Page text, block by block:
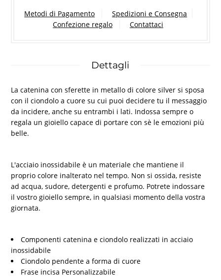
Metodi di Pagamento
Spedizioni e Consegna
Confezione regalo
Contattaci
Dettagli
La catenina con sferette in metallo di colore silver si sposa
con il ciondolo a cuore su cui puoi decidere tu il messaggio
da incidere, anche su entrambi i lati. Indossa sempre o
regala un gioiello capace di portare con sè le emozioni più
belle.
L'acciaio inossidabile è un materiale che mantiene il
proprio colore inalterato nel tempo. Non si ossida, resiste
ad acqua, sudore, detergenti e profumo. Potrete indossare
il vostro gioiello sempre, in qualsiasi momento della vostra
giornata.
Componenti catenina e ciondolo realizzati in acciaio
inossidabile
Ciondolo pendente a forma di cuore
Frase incisa Personalizzabile